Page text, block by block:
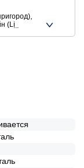
(Liqpay,